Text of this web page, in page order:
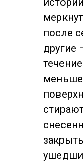
после
другие
меньше